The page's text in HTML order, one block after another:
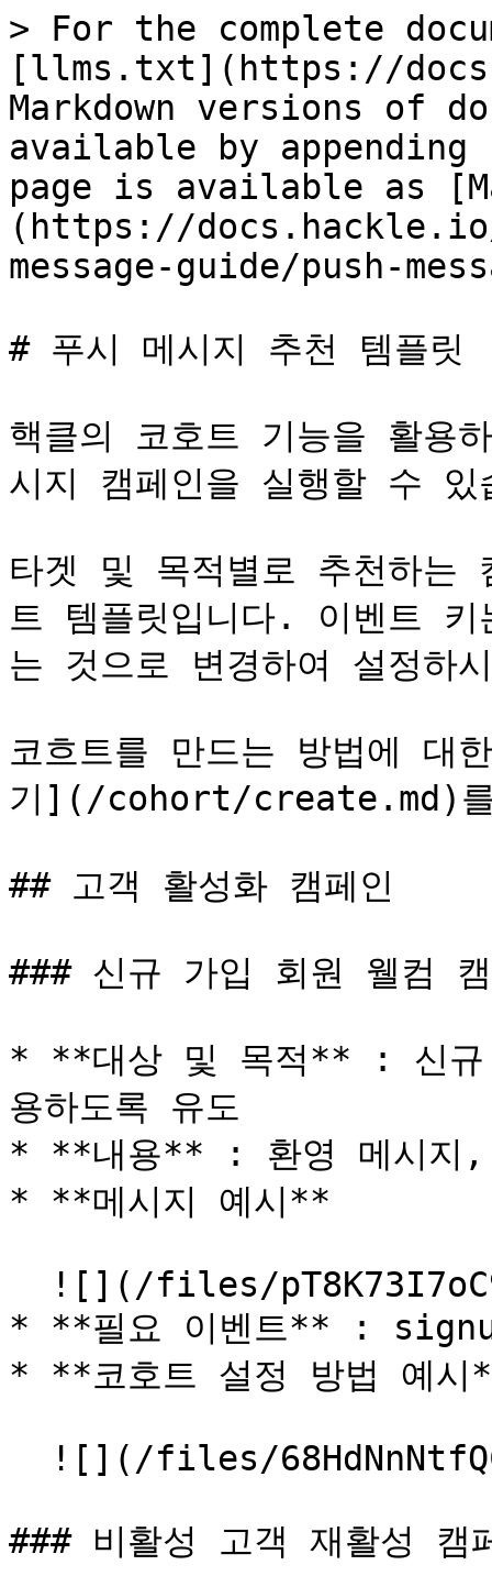
> For the complete
[llms.txt](https://
Markdown versions of
available by
page is available as
(https://
message-guide/push-
# 푸시 메시지 추천 템플릿
핵클의 코호트 기능을 활용
시지 캠페인을 실행할 수 있
타겟 및 목적별로 추천하는
트 템플릿입니다. 이벤트 키
는 것으로 변경하여 설정하
코흐트를 만드는 방법에 대
기](/cohort/create.md)를
## 고객 활성화 캠페인
### 신규 가입 회원 웰컴
* **대상 및 목적** : 신규
용하도록 유도
* **내용** : 환영 메시지,
* **메시지 예시**
* **필요 이벤트** :
* **코호트 설정 방법 예시
### 비활성 고객 재활성 캠